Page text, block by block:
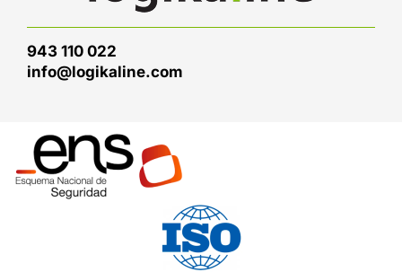
943 110 022
info@logikaline.com